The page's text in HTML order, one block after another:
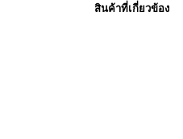
สินค้าที่เกี่ยวข้อง